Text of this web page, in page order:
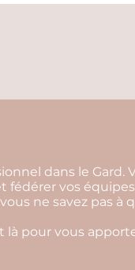
dans le Gard.
fédérer vos
ne savez pas à
là pour vous